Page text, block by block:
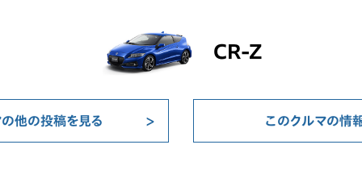
CR-Z
他の投稿を見る このクルマの情